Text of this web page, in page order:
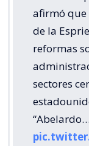
afirmó que
de la
reformas
sectores
“Abelardo…